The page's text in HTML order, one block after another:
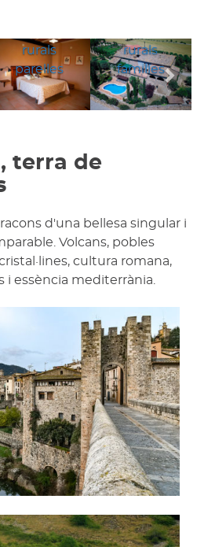
rurals
parelles
rurals
families
terra de
d'una bellesa singular i
Volcans, pobles
cultura romana,
i essència mediterrània.